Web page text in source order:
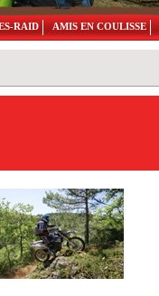
RAID AMIS EN COULISSE